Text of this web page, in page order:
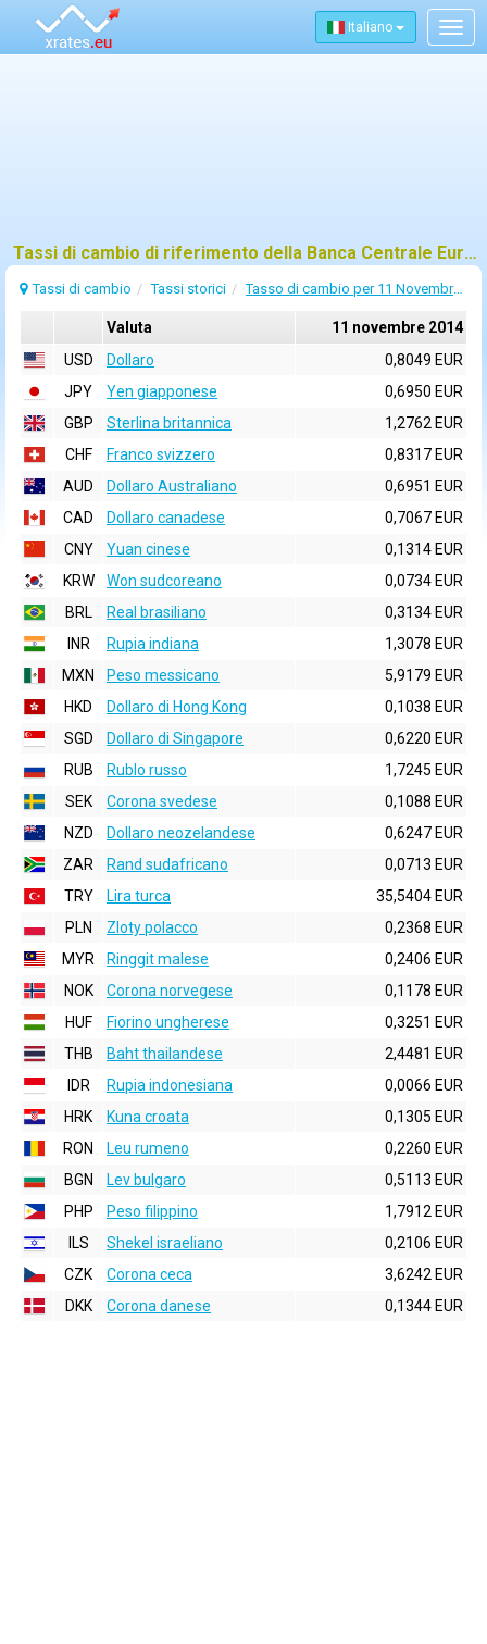
Italiano
Tassi di cambio di riferimento della Banca Centrale Europea (BCE) per 11 novembre 2014
Tassi di cambio Tassi storici Tasso di cambio per 11 Novembre 2014
Valuta
11 novembre 2014
USD
Dollaro
0,8049 EUR
JPY
Yen giapponese
0,6950 EUR
GBP
Sterlina britannica
1,2762 EUR
CHF
Franco svizzero
0,8317 EUR
AUD
Dollaro Australiano
0,6951 EUR
CAD
Dollaro canadese
0,7067 EUR
CNY
Yuan cinese
0,1314 EUR
KRW
Won sudcoreano
0,0734 EUR
BRL
Real brasiliano
0,3134 EUR
INR
Rupia indiana
1,3078 EUR
MXN
Peso messicano
5,9179 EUR
HKD
Dollaro di Hong Kong
0,1038 EUR
SGD
Dollaro di Singapore
0,6220 EUR
RUB
Rublo russo
1,7245 EUR
SEK
Corona svedese
0,1088 EUR
NZD
Dollaro neozelandese
0,6247 EUR
ZAR
Rand sudafricano
0,0713 EUR
TRY
Lira turca
35,5404 EUR
PLN
Zloty polacco
0,2368 EUR
MYR
Ringgit malese
0,2406 EUR
NOK
Corona norvegese
0,1178 EUR
HUF
Fiorino ungherese
0,3251 EUR
THB
Baht thailandese
2,4481 EUR
IDR
Rupia indonesiana
0,0066 EUR
HRK
Kuna croata
0,1305 EUR
RON
Leu rumeno
0,2260 EUR
BGN
Lev bulgaro
0,5113 EUR
PHP
Peso filippino
1,7912 EUR
ILS
Shekel israeliano
0,2106 EUR
CZK
Corona ceca
3,6242 EUR
DKK
Corona danese 0,1344 EUR